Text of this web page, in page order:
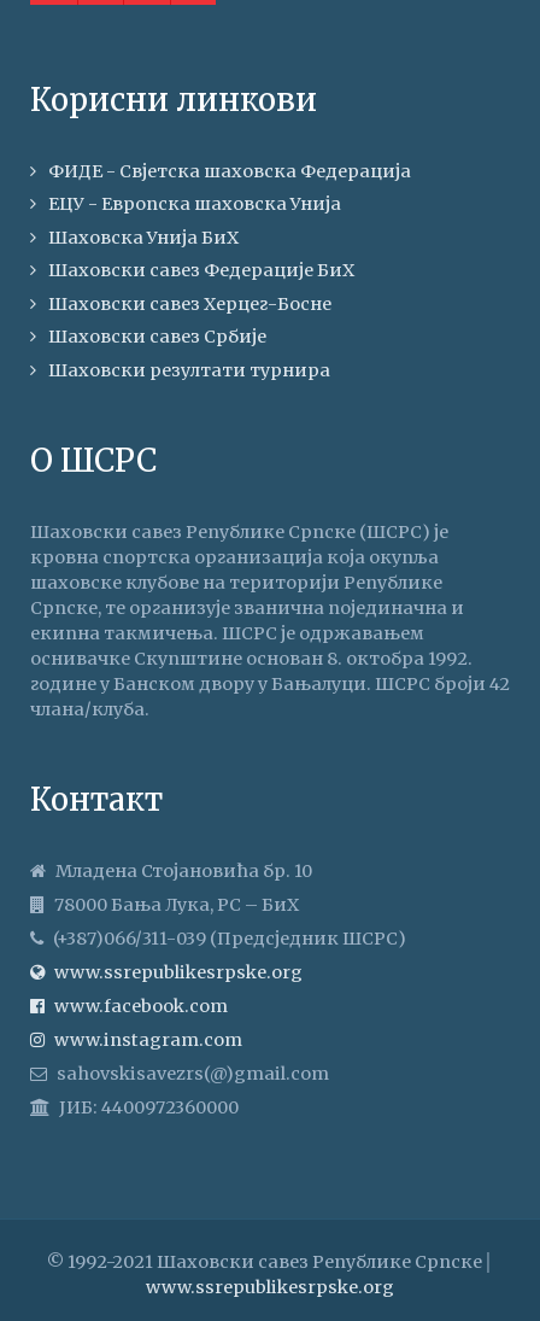
Корисни линкови
ФИДЕ - Свјетска шаховска Федерација
ЕЦУ - Европска шаховска Унија
Шаховска Унија БиХ
Шаховски савез Федерације БиХ
Шаховски савез Херцег-Босне
Шаховски савез Србије
Шаховски резултати турнира
О ШСРС
Шаховски савез Републике Српске (ШСРС) је
кровна спортска организација која окупља
шаховске клубове на територији Републике
Српске, те организује званична појединачна и
екипна такмичења. ШСРС је одржавањем
оснивачке Скупштине основан 8. октобра 1992.
године у Банском двору у Бањалуци. ШСРС броји 42
члана/клуба.
Контакт
Младена Стојановића бр. 10
78000 Бања Лука, РС – БиХ
(+387)066/311-039 (Предсједник ШСРС)
www.ssrepublikesrpske.org
www.facebook.com
www.instagram.com
sahovskisavezrs(@)gmail.com
ЈИБ: 4400972360000
© 1992-2021 Шаховски савез Републике Српске│
www.ssrepublikesrpske.org